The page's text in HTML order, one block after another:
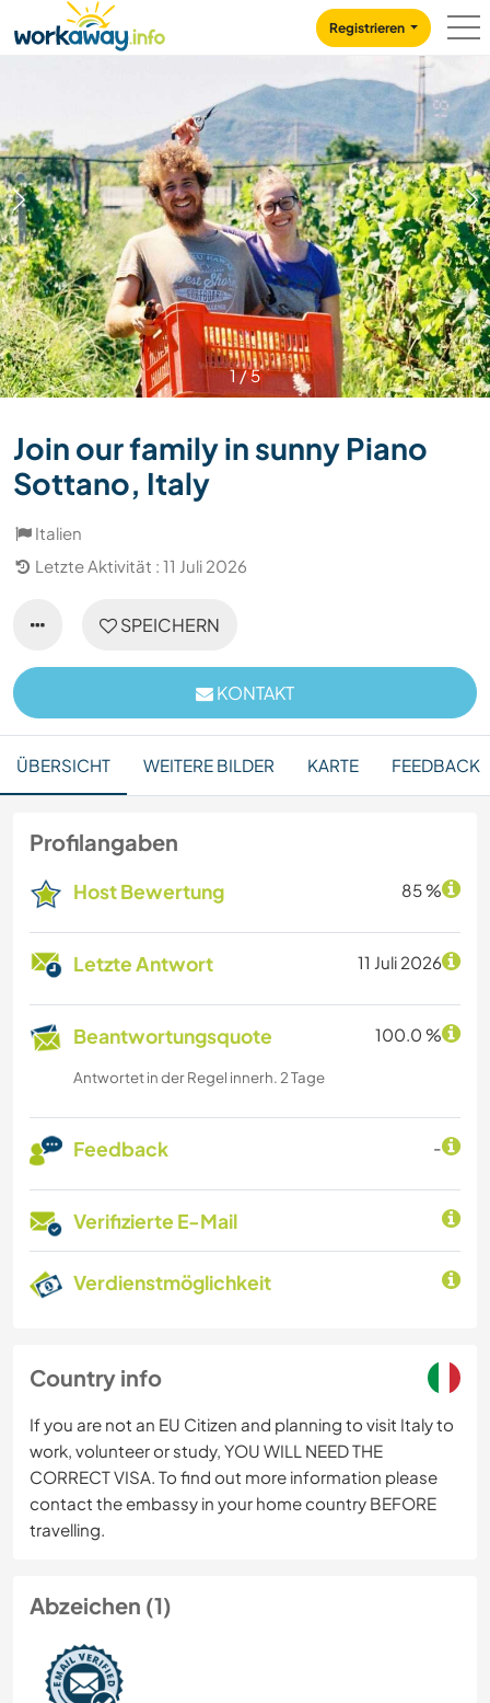
CONTENT
MAIN NAVIGATION
Registrieren
1/5
Join our family in sunny Piano
Sottano, Italy
Italien
Letzte Aktivität : 11 Juli 2026
SPEICHERN
KONTAKT
ÜBERSICHT WEITERE BILDER KARTE FEEDBACK
Profilangaben
Host Bewertung 85 %
Letzte Antwort 11 Juli 2026
Beantwortungsquote 100.0 %
Antwortet in der Regel innerh. 2 Tage
Feedback -
Verifizierte E-Mail
Verdienstmöglichkeit
Country info
If you are not an EU Citizen and planning to visit Italy to
work, volunteer or study, YOU WILL NEED THE
CORRECT VISA. To find out more information please
contact the embassy in your home country BEFORE
travelling.
Abzeichen (1)